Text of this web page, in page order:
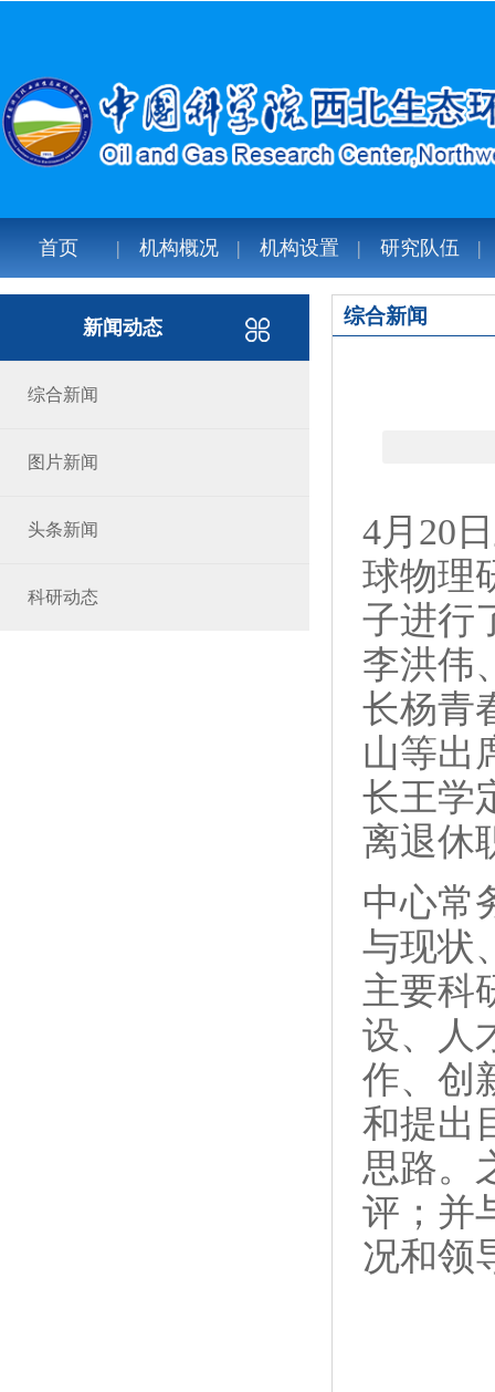
首页 机构概况 机构设置 研究队伍
综合新闻
4月20
球物理
子进行
李洪伟
长杨青
山等出
长王学
离退休
中心常
与现状
主要科
设、人
作、创
和提出
思路。
评；并
况和领
新闻动态
综合新闻
图片新闻
头条新闻
科研动态